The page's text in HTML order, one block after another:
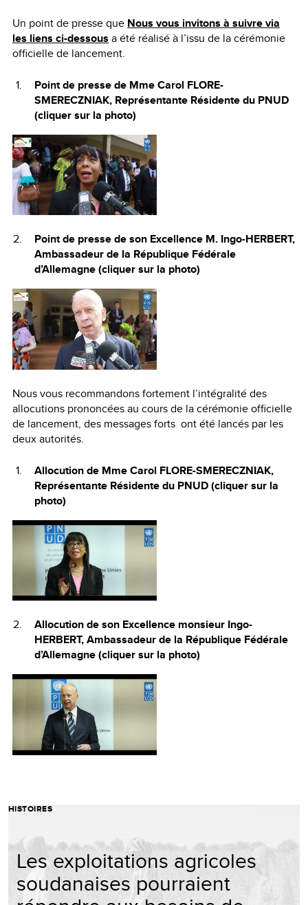
Un point de presse que Nous vous invitons à suivre via
les liens ci-dessous a été réalisé à l’issu de la cérémonie
officielle de lancement.
Point de presse de Mme Carol FLORE-
SMERECZNIAK, Représentante Résidente du PNUD
(cliquer sur la photo)
Point de presse de son Excellence M. Ingo-HERBERT,
Ambassadeur de la République Fédérale
d’Allemagne (cliquer sur la photo)
Nous vous recommandons fortement l’intégralité des
allocutions prononcées au cours de la cérémonie officielle
de lancement, des messages forts ont été lancés par les
deux autorités.
Allocution de Mme Carol FLORE-SMERECZNIAK,
Représentante Résidente du PNUD (cliquer sur la
photo)
Allocution de son Excellence monsieur Ingo-
HERBERT, Ambassadeur de la République Fédérale
d’Allemagne (cliquer sur la photo)
HISTOIRES
Les exploitations agricoles
soudanaises pourraient